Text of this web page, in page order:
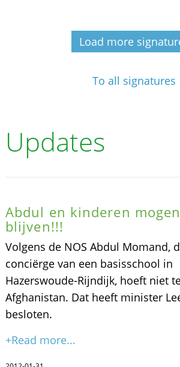
Load more
To all signatures
Updates
Abdul en kinderen mogen
blijven!!!
Volgens de NOS Abdul Momand,
conciërge van een basisschool in
Hazerswoude-Rijndijk, hoeft niet
Afghanistan. Dat heeft minister
besloten.
+Read more...